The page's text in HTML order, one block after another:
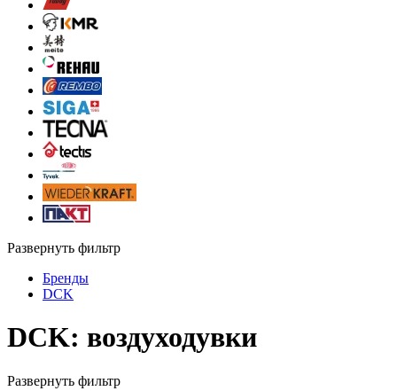
Развернуть фильтр
Бренды
DCK
DCK: воздуходувки
Развернуть фильтр